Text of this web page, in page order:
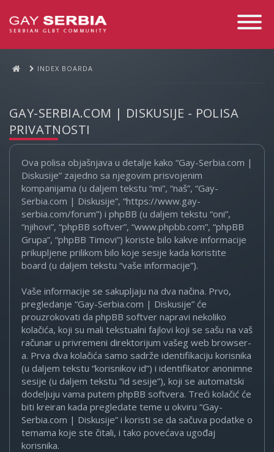
Toggle
INDEX BOARDA
GAY-SERBIA.COM | DISKUSIJE - POLISA
PRIVATNOSTI
Ova polisa objašnjava u detalje kako “Gay-Serbia.com |
Diskusije” zajedno sa njegovim prisvojenim
kompanijama (u daljem tekstu “mi”, “naš”, “Gay-
Serbia.com | Diskusije”, “https://www.gay-
serbia.com/forum”) i phpBB (u daljem tekstu “oni”,
“njihovi”, “phpBB softver”, “www.phpbb.com”, “phpBB
Grupa”, “phpBB Timovi”) koriste bilo kakve informacije
prikupljene prilikom bilo koje sesije kada koristite
board (u daljem tekstu “vaše informacije”).
Vaše informacije se sakupljaju na dva načina. Prvo,
pregledanje “Gay-Serbia.com | Diskusije” će
prouzrokovati da phpBB softver napravi nekoliko
kolačića, koji su mali tekstualni fajlovi koji se sašu na vaš
računar u privremeni direktorijum vašeg web browser-
a. Prva dva kolačića samo sadrže identifikaciju korisnika
(u daljem tekstu “korisnikov id”) i identifikator anonimne
sesije (u daljem tekstu “id sesije”), koji se automatski
dodeljuju vama putem phpBB softvera. Treći kolačić će
biti kreiran kada pregledate teme u okviru “Gay-
Serbia.com | Diskusije” i koristi se da sačuva podatke o
temama koje ste čitali, i tako povećava ugođaj
korisnika.